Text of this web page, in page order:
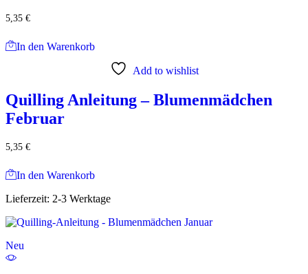
5,35 €
In den Warenkorb
Add to wishlist
Quilling Anleitung – Blumenmädchen
Februar
5,35 €
In den Warenkorb
Lieferzeit: 2-3 Werktage
Neu